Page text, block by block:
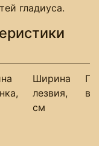
гладиуса.
Ширина
лезвия,
см